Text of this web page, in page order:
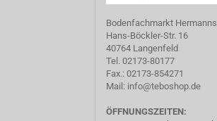
Bodenfachmarkt Hermanns
Hans-Böckler-Str. 16
40764 Langenfeld
Tel. 02173-80177
Fax.: 02173-854271
Mail: info@teboshop.de
ÖFFNUNGSZEITEN: